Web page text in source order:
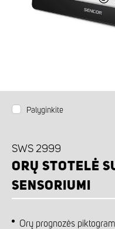
Palyginkite
SWS 2999
ORŲ STOTELĖ
SENSORIUMI
Orų prognozės